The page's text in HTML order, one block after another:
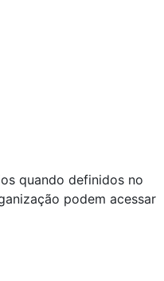
quando definidos no
podem acessar